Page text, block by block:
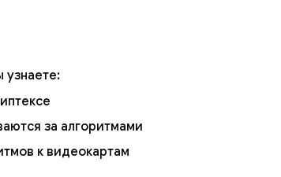
узнаете:
за алгоритмами
к видеокартам